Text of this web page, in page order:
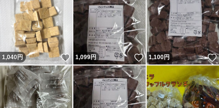
1,040 円 いいね！
1,099円 いいね！
1,100円